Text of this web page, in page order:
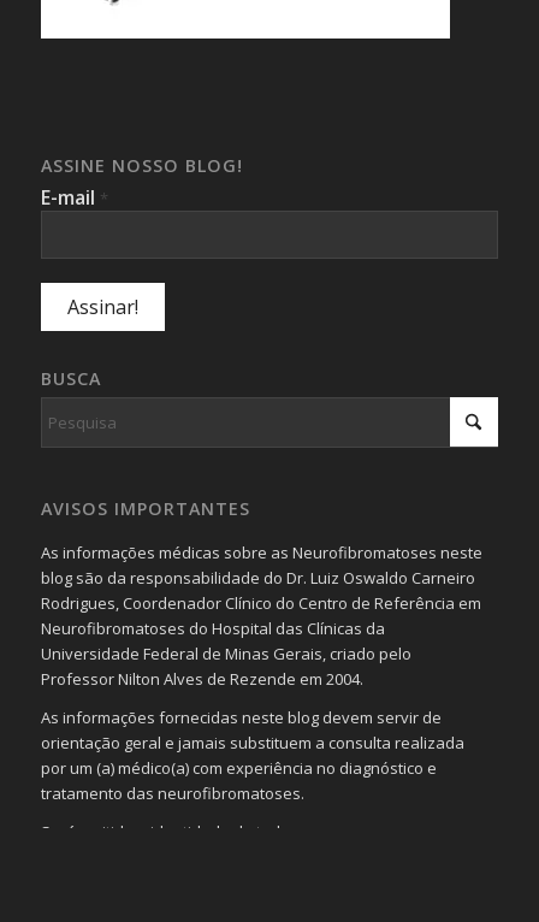
ASSINE NOSSO BLOG!
E-mail *
BUSCA
AVISOS IMPORTANTES
As informações médicas sobre as Neurofibromatoses neste
blog são da responsabilidade do Dr. Luiz Oswaldo Carneiro
Rodrigues, Coordenador Clínico do Centro de Referência em
Neurofibromatoses do Hospital das Clínicas da
Universidade Federal de Minas Gerais, criado pelo
Professor Nilton Alves de Rezende em 2004.
As informações fornecidas neste blog devem servir de
orientação geral e jamais substituem a consulta realizada
por um (a) médico(a) com experiência no diagnóstico e
tratamento das neurofibromatoses.
Será omitida a identidade de todas as pessoas que